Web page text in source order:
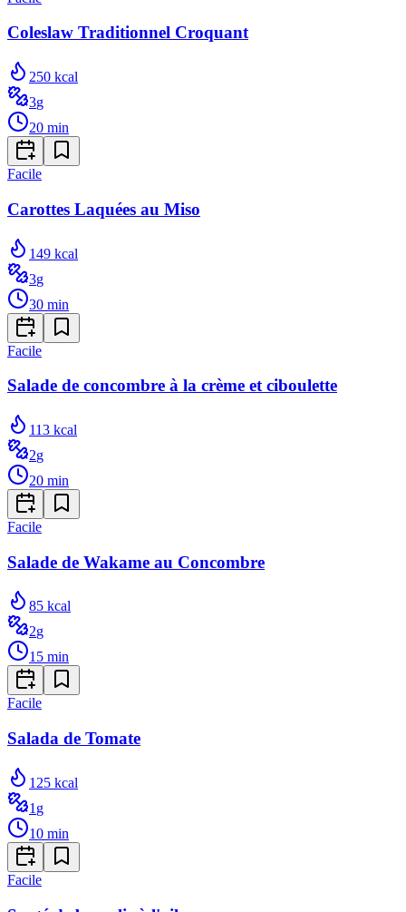
Coleslaw Traditionnel Croquant
250 kcal
3g
20 min
Facile
Carottes Laquées au Miso
149 kcal
3g
30 min
Facile
Salade de concombre à la crème et ciboulette
113 kcal
2g
20 min
Facile
Salade de Wakame au Concombre
85 kcal
2g
15 min
Facile
Salada de Tomate
125 kcal
1 g
10 min
Facile